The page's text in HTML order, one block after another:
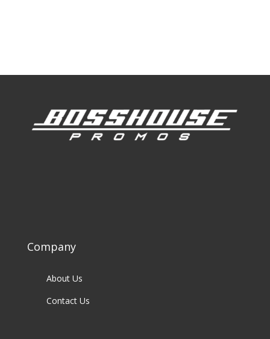
Company
About Us
Contact Us